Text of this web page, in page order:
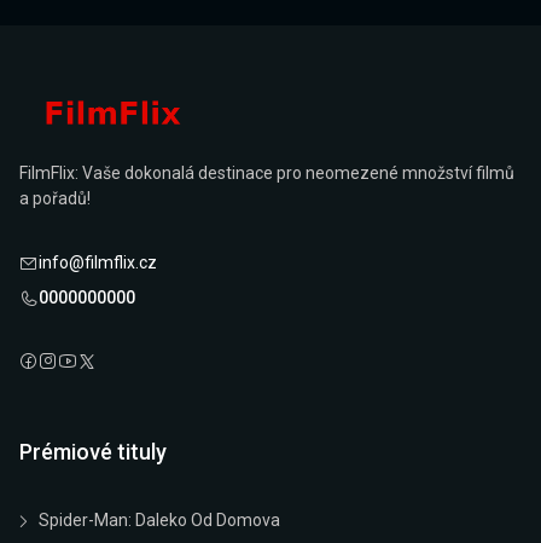
FilmFlix: Vaše dokonalá destinace pro neomezené množství filmů
a pořadů!
info@filmflix.cz
0000000000
Prémiové tituly
Spider-Man: Daleko Od Domova